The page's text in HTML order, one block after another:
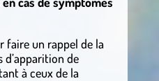
faire un rappel de la
d’apparition de
à ceux de la